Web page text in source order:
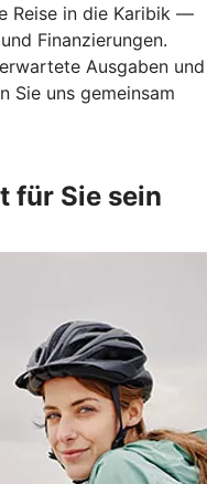
Reise in die Karibik —
Finanzierungen.
Ausgaben und
Sie uns gemeinsam
für Sie sein